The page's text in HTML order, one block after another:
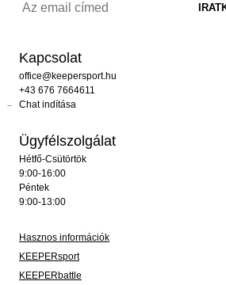
Kapcsolat
office@keepersport.hu
+43 676 7664611
Chat indítása
Ügyfélszolgálat
Hétfő-Csütörtök
9:00-16:00
Péntek
9:00-13:00
Hasznos információk
KEEPERsport
KEEPERbattle